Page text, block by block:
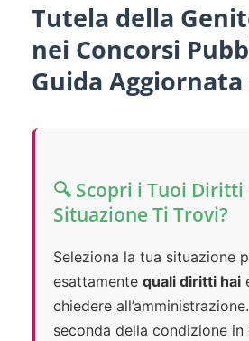
Tutela della
nei Concorsi
Guida Aggiornata
🔍 Scopri i Tuoi
Situazione Ti Trovi?
Seleziona la tua situazione
esattamente quali diritti hai
chiedere
seconda della condizione